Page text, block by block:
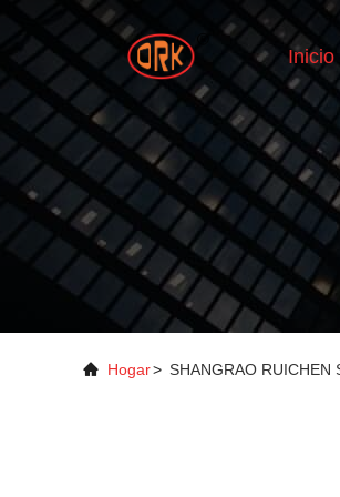
Inicio
Hogar> SHANGRAO RUICHEN